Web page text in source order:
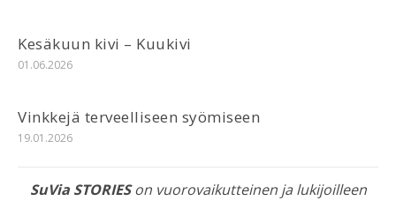
Kesäkuun kivi – Kuukivi
01.06.2026
Vinkkejä terveelliseen syömiseen
19.01.2026
SuVia STORIESon vuorovaikutteinen ja lukijoilleen